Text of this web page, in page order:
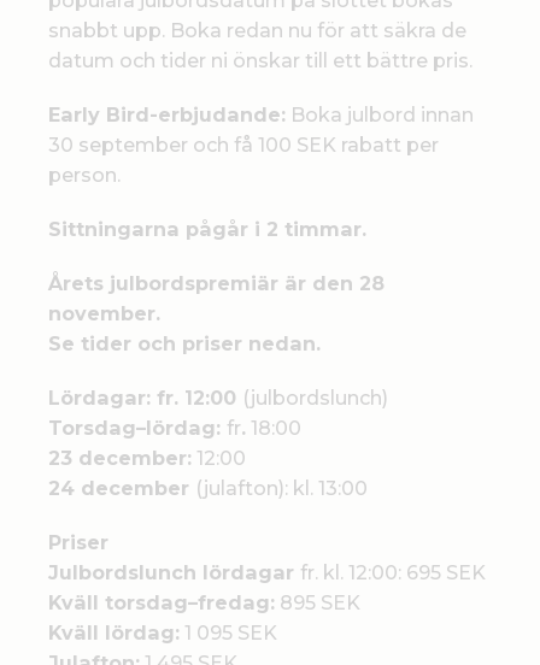
snabbt upp. Boka redan nu för att säkra de
datum och tider ni önskar till ett bättre pris.
Early Bird-erbjudande: Boka julbord innan
30 september och få 100 SEK rabatt per
person.
Sittningarna pågår i 2 timmar.
Årets julbordspremiär är den 28
november.
Se tider och priser nedan.
Lördagar: fr. 12:00 (julbordslunch)
Torsdag–lördag: fr. 18:00
23 december: 12:00
24 december (julafton): kl. 13:00
Priser
Julbordslunch lördagar fr. kl. 12:00: 695 SEK
Kväll torsdag–fredag: 895 SEK
Kväll lördag: 1 095 SEK